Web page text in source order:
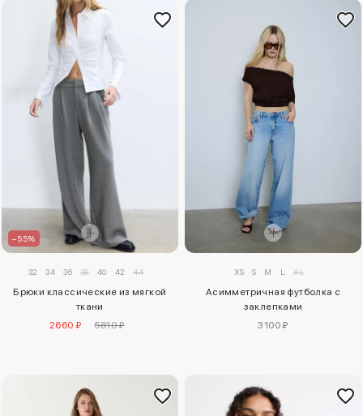
–55%
32 34 36 38 40 42 44
Брюки классические из мягкой
ткани
2660 ₽
5810 ₽
XS S M L XL
Асимметричная футболка с
заклепками
3100 ₽